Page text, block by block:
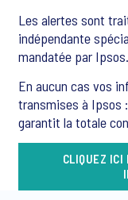
Les alertes sont
indépendante
mandatée par Ipsos.
En aucun cas vos
transmises à Ipsos
garantit la totale
CLIQUEZ ICI